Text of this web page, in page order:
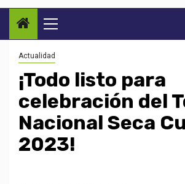
Menú
principal
Actualidad
¡Todo listo para
celebración del
Nacional Seca
2023!